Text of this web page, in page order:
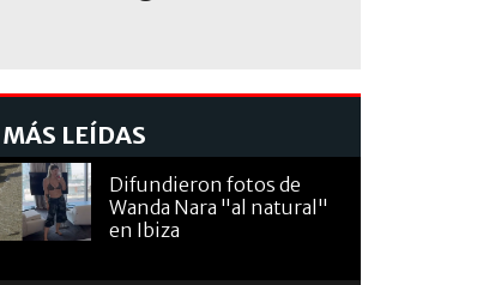
LEÍDAS
Difundieron fotos de
Wanda Nara "al natural"
en Ibiza